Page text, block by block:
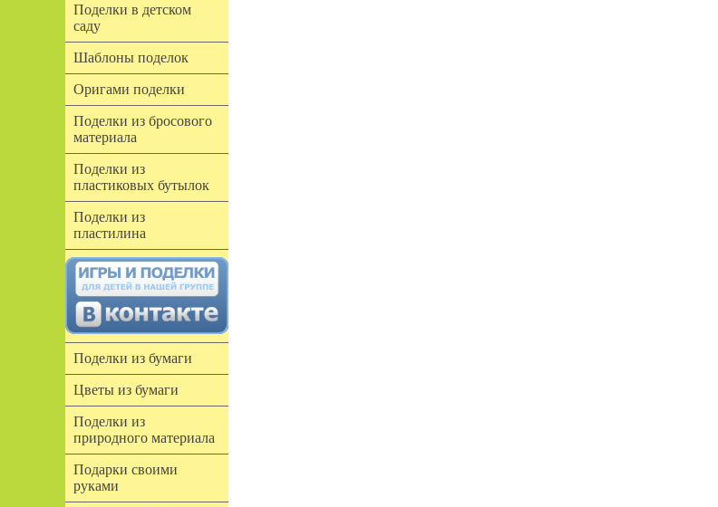
Поделки в детском
саду
Шаблоны поделок
Оригами поделки
Поделки из бросового
материала
Поделки из
пластиковых бутылок
Поделки из
пластилина
Поделки из бумаги
Цветы из бумаги
Поделки из
природного материала
Подарки своими
руками